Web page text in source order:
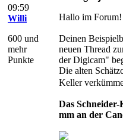
09:59
Willi
600 und
mehr
Punkte
Hallo im
Deinen
neuen Thread
der Digicam"
Die alten
Keller
Das
mm an der